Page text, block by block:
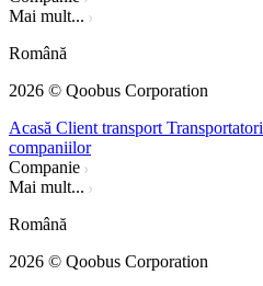
Mai mult...
Română
2026 © Qoobus Corporation
Acasă Client transport Transportatori
companiilor
Companie
Mai mult...
Română
2026 © Qoobus Corporation